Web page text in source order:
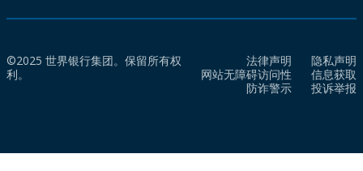
©2025 世界银行集团。保留所有权
利。
法律声明
隐私声明
网站无障碍访问性
信息获取
防诈警示
投诉举报